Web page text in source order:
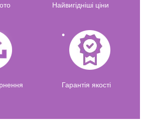
Найвигідніші ціни
Гарантія якості